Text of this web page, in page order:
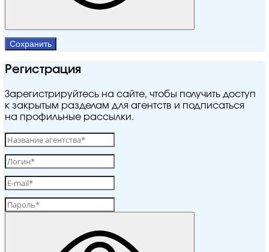
Сохранить
Регистрация
Зарегистрируйтесь на сайте, чтобы получить доступ
к закрытым разделам для агентств и подписаться
на профильные рассылки.